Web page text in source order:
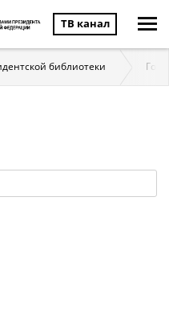
ТВ канал
библиотеки